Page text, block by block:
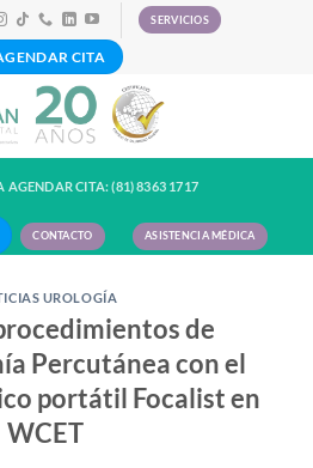
SERVICIOS
CITA
AGENDAR CITA: (81) 8363 1717
CONTACTO ASISTENCIA MÉDICA
UROLOGÍA
de
Percutánea con el
portátil Focalist en
WCET